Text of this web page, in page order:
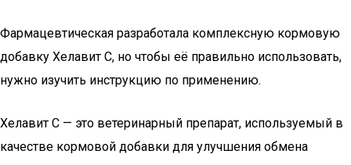
Фармацевтическая разработала комплексную кормовую
добавку Хелавит C, но чтобы её правильно использовать,
нужно изучить инструкцию по применению.
Хелавит C — это ветеринарный препарат, используемый в
качестве кормовой добавки для улучшения обмена